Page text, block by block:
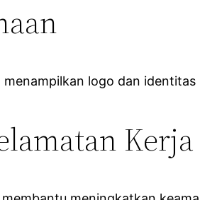
logo dan identitas
Kerja